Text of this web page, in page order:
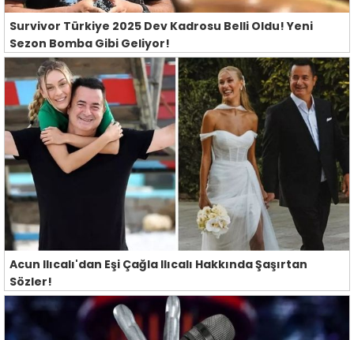
Survivor Türkiye 2025 Dev Kadrosu Belli Oldu! Yeni
Sezon Bomba Gibi Geliyor!
Acun Ilıcalı'dan Eşi Çağla Ilıcalı Hakkında Şaşırtan
Sözler!